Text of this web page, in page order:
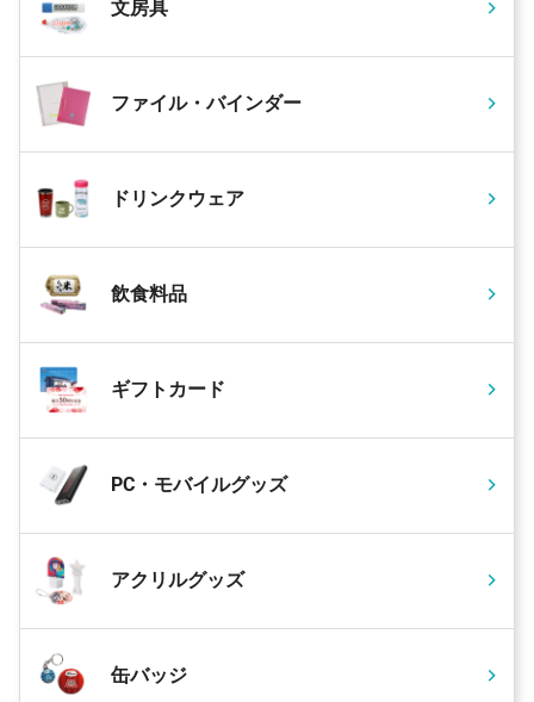
文房具
ファイル・バインダー
ドリンクウェア
飲食料品
ギフトカード
PC・モバイルグッズ
アクリルグッズ
缶バッジ